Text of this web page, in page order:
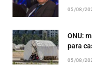
05/08/
ONU:
para
05/08/